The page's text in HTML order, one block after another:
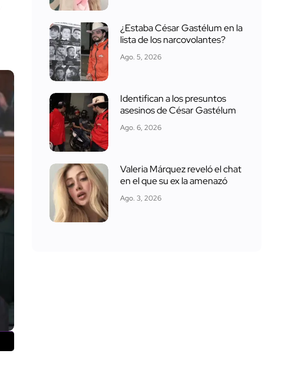
¿Estaba César Gastélum en la
lista de los narcovolantes?
Ago. 5, 2026
Identifican a los presuntos
asesinos de César Gastélum
Ago. 6, 2026
Valeria Márquez reveló el chat
en el que su ex la amenazó
Ago. 3, 2026